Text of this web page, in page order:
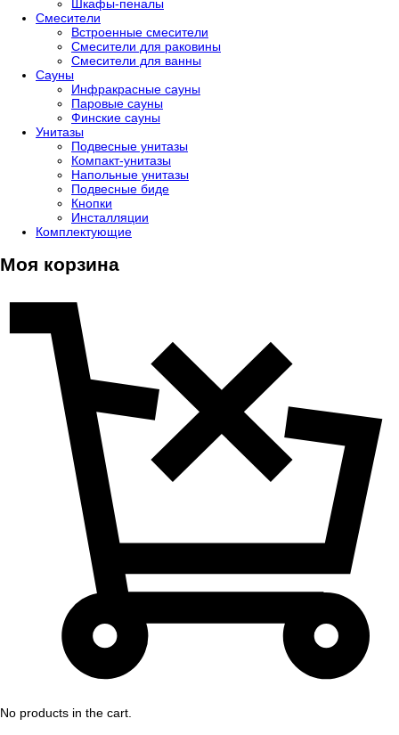
Шкафы-пеналы
Смесители
Встроенные смесители
Смесители для раковины
Смесители для ванны
Сауны
Инфракрасные сауны
Паровые сауны
Финские сауны
Унитазы
Подвесные унитазы
Компакт-унитазы
Напольные унитазы
Подвесные биде
Кнопки
Инсталляции
Комплектующие
Моя корзина
No products in the cart.